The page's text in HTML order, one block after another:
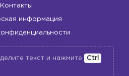
Контакты
информация
текст и нажмите
Ctrl